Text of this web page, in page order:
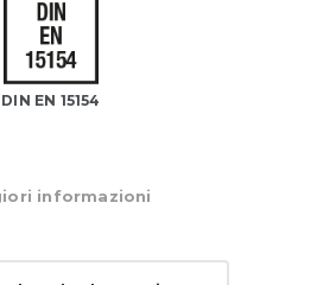
DIN EN 15154
informazioni